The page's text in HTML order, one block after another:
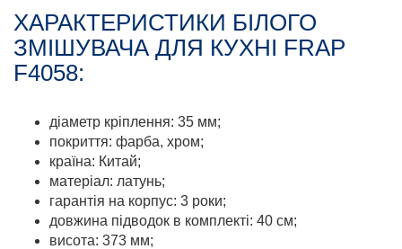
ХАРАКТЕРИСТИКИ БІЛОГО
ЗМІШУВАЧА ДЛЯ КУХНІ FRAP
F4058:
діаметр кріплення: 35 мм;
покриття: фарба, хром;
країна: Китай;
матеріал: латунь;
гарантія на корпус: 3 роки;
довжина підводок в комплекті: 40 см;
висота: 373 мм;